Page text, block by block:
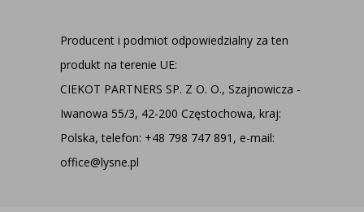
Producent i podmiot odpowiedzialny za ten
produkt na terenie UE:
CIEKOT PARTNERS SP. Z O. O., Szajnowicza -
Iwanowa 55/3, 42-200 Częstochowa, kraj:
Polska, telefon: +48 798 747 891, e-mail:
office@lysne.pl